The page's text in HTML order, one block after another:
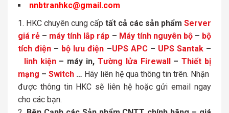
nnbtranhkc@gmail.com
HKC chuyên cung cấp tất cả các sản phẩm Server
giá rẻ – máy tính lắp ráp – Máy tính nguyên bộ– bộ
tích điện – bộ lưu điện –UPS APC– UPS Santak–
linh kiện– máy in, Tường lửa Firewall–Thiết bị
mạng –Switch … Hãy liên hệ qua thông tin trên. Nhận
được thông tin HKC sẽ liên hệ hoặc gửi email ngay
cho các bạn.